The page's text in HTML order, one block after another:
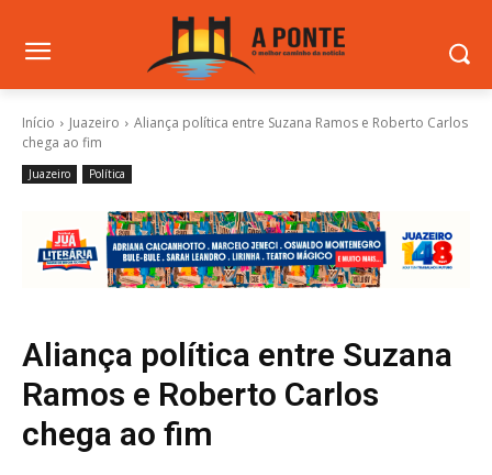
Início Juazeiro
Aliança política entre Suzana Ramos e Roberto Carlos
chega ao fim
Juazeiro Política
Aliança política entre Suzana
Ramos e Roberto Carlos
chega ao fim